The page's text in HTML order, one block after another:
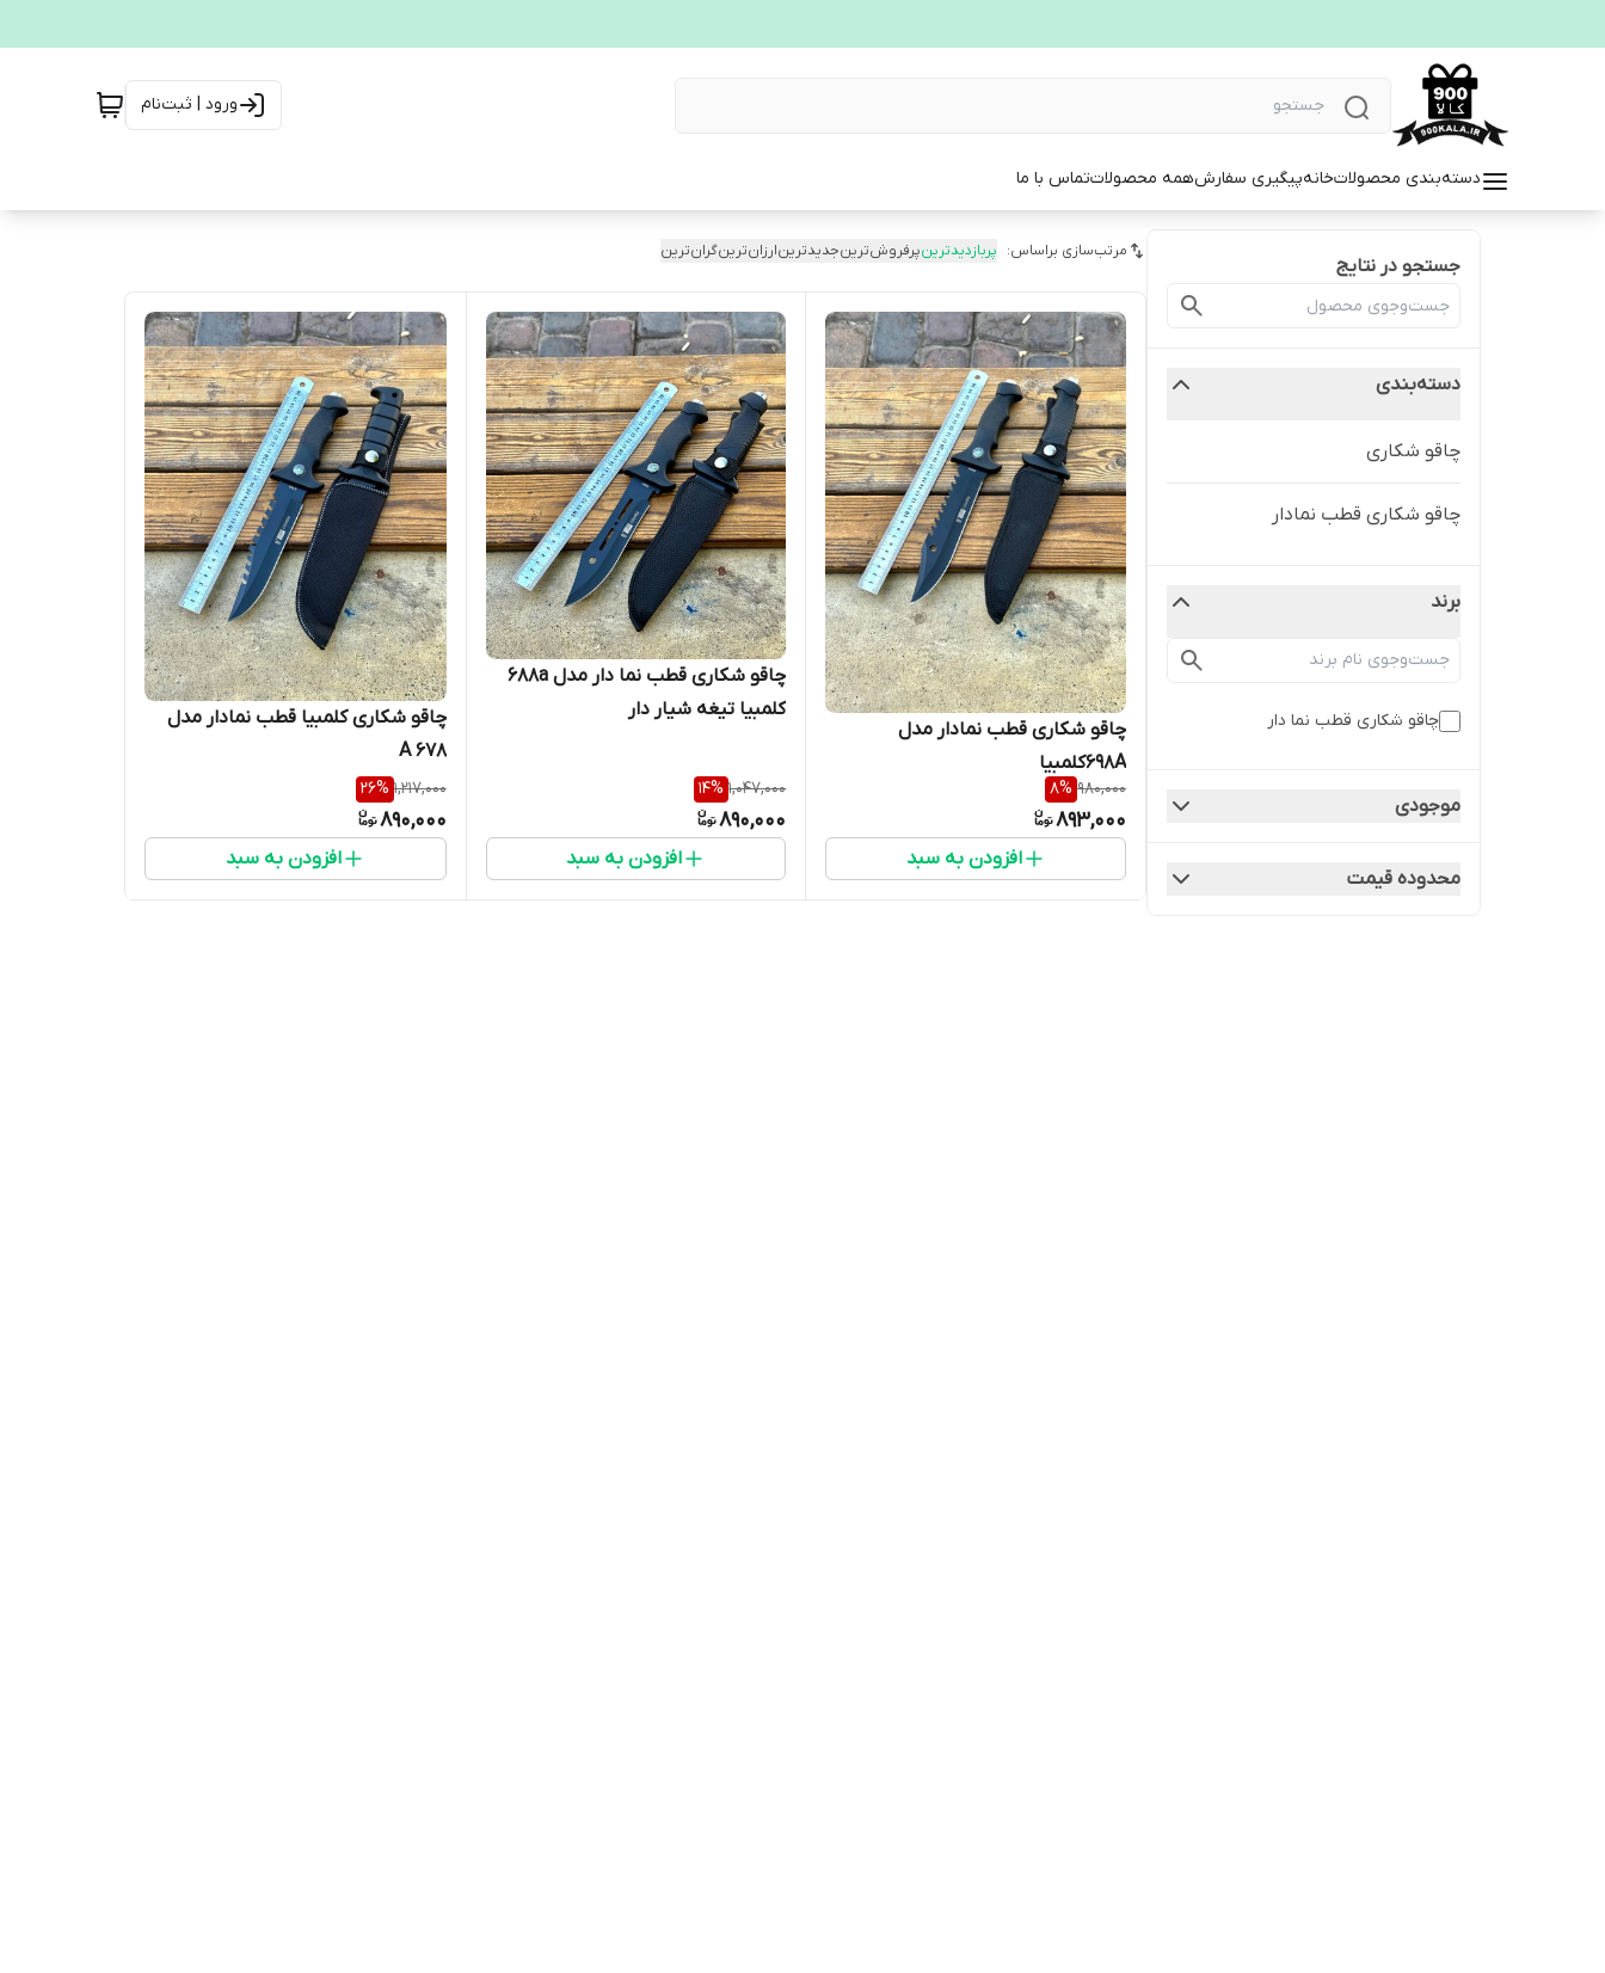
ورود | ثبت‌نام
دسته‌بندی محصولاتخانهپیگیری سفارشهمه محصولاتتماس با ما
جستجو در نتایج
دسته‌بندی
چاقو شکاری
چاقو شکاری قطب نمادار
برند
چاقو شکاری قطب نما دار
موجودی
محدوده قیمت
مرتب‌سازی براساس: پربازدیدترینپرفروش‌ترینجدیدترینارزان‌ترینگران‌ترین
چاقو شکاری قطب نمادار مدل
698A‌کلمبیا
980,000
8%
893,000
افزودن به سبد
چاقو شکاری قطب نما دار مدل ۶۸۸‌a
کلمبیا تیغه شیار دار
1,047,000
14%
890,000
افزودن به سبد
چاقو شکاری کلمبیا قطب نمادار مدل
۶۷۸ A
1,217,000
26%
890,000
افزودن به سبد